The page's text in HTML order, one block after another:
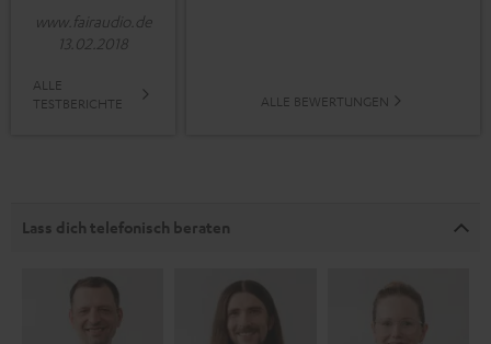
www.fairaudio.de
13.02.2018
ALLE
TESTBERICHTE
ALLE BEWERTUNGEN
Lass dich telefonisch beraten